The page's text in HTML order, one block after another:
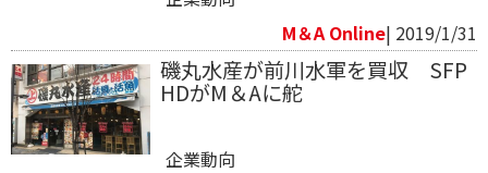
M＆A Online| 2019/1/31
磯丸水産が前川水軍を買収 SFP
HDがM＆Aに舵
企業動向